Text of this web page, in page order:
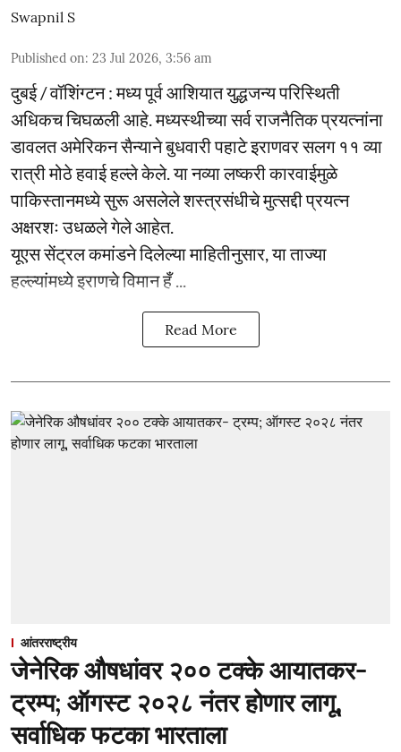
Swapnil S
Published on: 23 Jul 2026, 3:56 am
दुबई / वॉशिंग्टन : मध्य पूर्व आशियात युद्धजन्य परिस्थिती
अधिकच चिघळली आहे. मध्यस्थीच्या सर्व राजनैतिक प्रयत्नांना
डावलत अमेरिकन सैन्याने बुधवारी पहाटे इराणवर सलग ११ व्या
रात्री मोठे हवाई हल्ले केले. या नव्या लष्करी कारवाईमुळे
पाकिस्तानमध्ये सुरू असलेले शस्त्रसंधीचे मुत्सद्दी प्रयत्न
अक्षरशः उधळले गेले आहेत.
यूएस सेंट्रल कमांडने दिलेल्या माहितीनुसार, या ताज्या
हल्ल्यांमध्ये इराणचे विमान हँ ...
Read More
आंतरराष्ट्रीय
जेनेरिक औषधांवर २०० टक्के आयातकर-
ट्रम्प; ऑगस्ट २०२८ नंतर होणार लागू,
सर्वाधिक फटका भारताला